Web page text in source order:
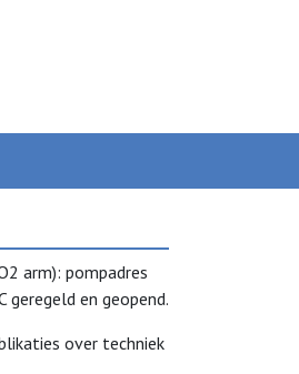
arm): pompadres
geregeld en geopend.
over techniek